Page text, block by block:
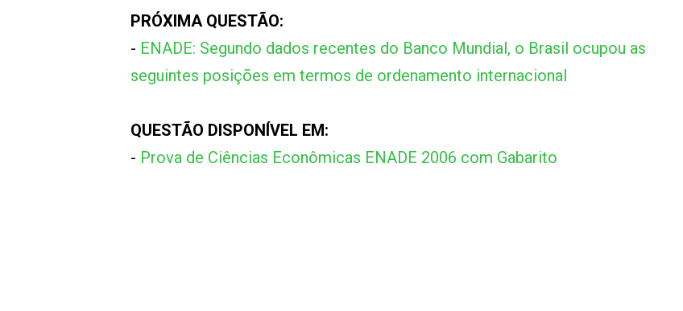
PRÓXIMA QUESTÃO:
- ENADE: Segundo dados recentes do Banco Mundial, o Brasil ocupou as
seguintes posições em termos de ordenamento internacional
QUESTÃO DISPONÍVEL EM:
- Prova de Ciências Econômicas ENADE 2006 com Gabarito